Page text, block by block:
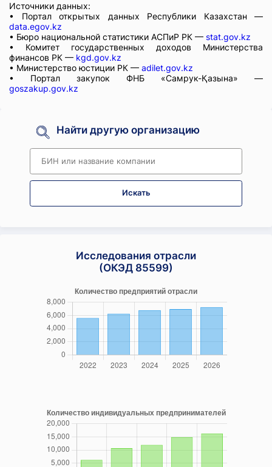
Источники данных:
• Портал открытых данных Республики Казахстан —
data.egov.kz
• Бюро национальной статистики АСПиР РК — stat.gov.kz
• Комитет государственных доходов Министерства
финансов РК — kgd.gov.kz
• Министерство юстиции РК — adilet.gov.kz
• Портал закупок ФНБ «Самрук-Қазына» —
goszakup.gov.kz
Найти другую организацию
Искать
Исследования отрасли
(ОКЭД 85599)